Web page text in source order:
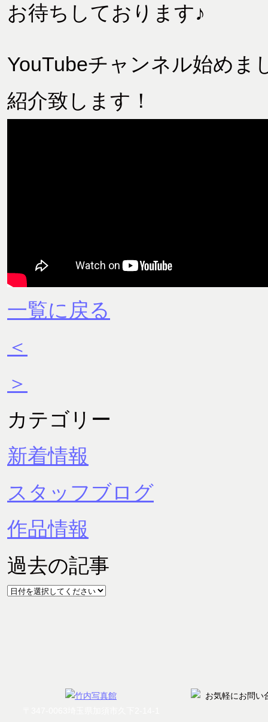
お待ちしております♪
YouTubeチャンネル始め
紹介致します！
一覧に戻る
＜
＞
カテゴリー
新着情報
スタッフブログ
作品情報
過去の記事